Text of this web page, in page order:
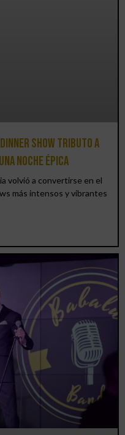
Show Tributo a
noche épica
volvió a convertirse en el
más intensos y vibrantes